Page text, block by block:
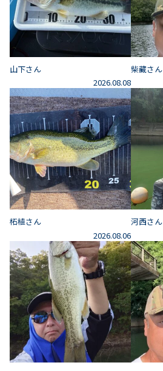
山下さん
2026.08.08
柴藏さん
柘植さん
2026.08.06
河西さん